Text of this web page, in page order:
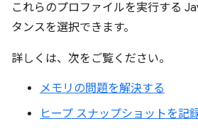
これらのプロファイルを実行する
タンスを選択できます。
詳しくは、次をご覧ください。
メモリの問題を解決する
ヒープ スナップショットを記